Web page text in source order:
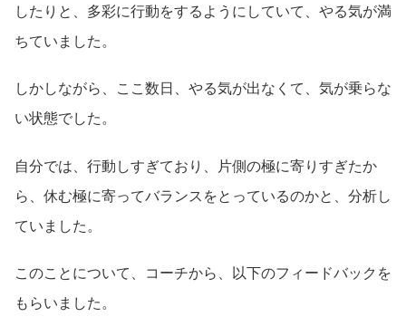
したりと、多彩に行動をするようにしていて、やる気が満
ちていました。
しかしながら、ここ数日、やる気が出なくて、気が乗らな
い状態でした。
自分では、行動しすぎており、片側の極に寄りすぎたか
ら、休む極に寄ってバランスをとっているのかと、分析し
ていました。
このことについて、コーチから、以下のフィードバックを
もらいました。